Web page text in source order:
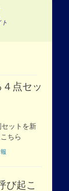
点セッ
ットを新
ちら
び起こ